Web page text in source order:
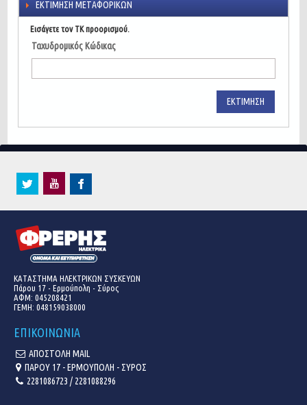
ΕΚΤΊΜΗΣΗ ΜΕΤΑΦΟΡΙΚΏΝ
Εισάγετε τον ΤΚ προορισμού.
Ταχυδρομικός Κώδικας
ΕΚΤΊΜΗΣΗ
ΚΑΤΑΣΤΗΜΑ ΗΛΕΚΤΡΙΚΩΝ ΣΥΣΚΕΥΩΝ
Πάρου 17 - Ερμούπολη - Σύρος
ΑΦΜ: 045208421
ΓΕΜΗ: 048159038000
ΕΠΙΚΟΙΝΩΝΙΑ
ΑΠΟΣΤΟΛΗ MAIL
ΠΑΡΟΥ 17 - ΕΡΜΟΥΠΟΛΗ - ΣΥΡΟΣ
2281086723 / 2281088296